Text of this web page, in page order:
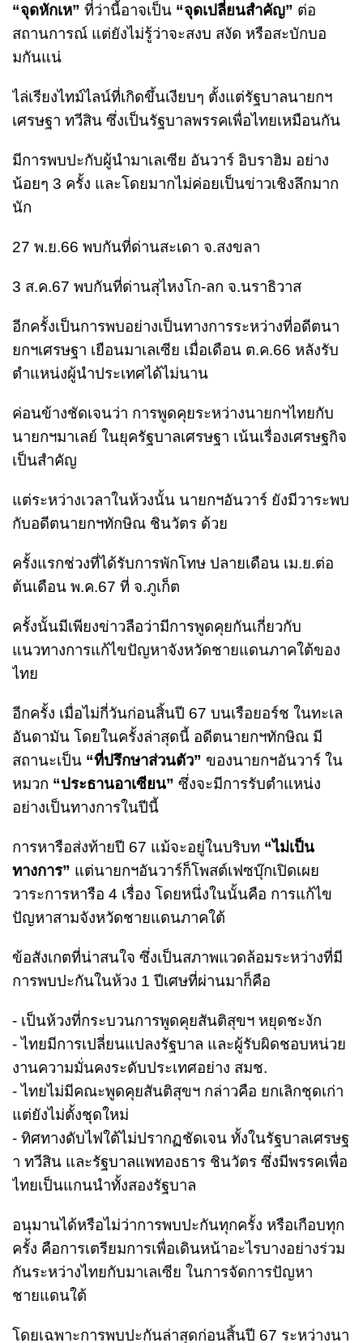
“จุดหักเห” ที่ว่านี้อาจเป็น “จุดเปลี่ยนสำคัญ” ต่อ
สถานการณ์ แต่ยังไม่รู้ว่าจะสงบ สงัด หรือสะบักบอ
มกันแน่
ไล่เรียงไทม์ไลน์ที่เกิดขึ้นเงียบๆ ตั้งแต่รัฐบาลนายกฯ
เศรษฐา ทวีสิน ซึ่งเป็นรัฐบาลพรรคเพื่อไทยเหมือนกัน
มีการพบปะกับผู้นำมาเลเซีย อันวาร์ อิบราฮิม อย่าง
น้อยๆ 3 ครั้ง และโดยมากไม่ค่อยเป็นข่าวเชิงลึกมาก
นัก
27 พ.ย.66 พบกันที่ด่านสะเดา จ.สงขลา
3 ส.ค.67 พบกันที่ด่านสุไหงโก-ลก จ.นราธิวาส
อีกครั้งเป็นการพบอย่างเป็นทางการระหว่างที่อดีตนา
ยกฯเศรษฐา เยือนมาเลเซีย เมื่อเดือน ต.ค.66 หลังรับ
ตำแหน่งผู้นำประเทศได้ไม่นาน
ค่อนข้างชัดเจนว่า การพูดคุยระหว่างนายกฯไทยกับ
นายกฯมาเลย์ ในยุครัฐบาลเศรษฐา เน้นเรื่องเศรษฐกิจ
เป็นสำคัญ
แต่ระหว่างเวลาในห้วงนั้น นายกฯอันวาร์ ยังมีวาระพบ
กับอดีตนายกฯทักษิณ ชินวัตร ด้วย
ครั้งแรกช่วงที่ได้รับการพักโทษ ปลายเดือน เม.ย.ต่อ
ต้นเดือน พ.ค.67 ที่ จ.ภูเก็ต
ครั้งนั้นมีเพียงข่าวลือว่ามีการพูดคุยกันเกี่ยวกับ
แนวทางการแก้ไขปัญหาจังหวัดชายแดนภาคใต้ของ
ไทย
อีกครั้ง เมื่อไม่กี่วันก่อนสิ้นปี 67 บนเรือยอร์ช ในทะเล
อันดามัน โดยในครั้งล่าสุดนี้ อดีตนายกฯทักษิณ มี
สถานะเป็น “ที่ปรึกษาส่วนตัว” ของนายกฯอันวาร์ ใน
หมวก “ประธานอาเซียน” ซึ่งจะมีการรับตำแหน่ง
อย่างเป็นทางการในปีนี้
การหารือส่งท้ายปี 67 แม้จะอยู่ในบริบท “ไม่เป็น
ทางการ” แต่นายกฯอันวาร์ก็โพสต์เฟซบุ๊กเปิดเผย
วาระการหารือ 4 เรื่อง โดยหนึ่งในนั้นคือ การแก้ไข
ปัญหาสามจังหวัดชายแดนภาคใต้
ข้อสังเกตที่น่าสนใจ ซึ่งเป็นสภาพแวดล้อมระหว่างที่มี
การพบปะกันในห้วง 1 ปีเศษที่ผ่านมาก็คือ
- เป็นห้วงที่กระบวนการพูดคุยสันติสุขฯ หยุดชะงัก
- ไทยมีการเปลี่ยนแปลงรัฐบาล และผู้รับผิดชอบหน่วย
งานความมั่นคงระดับประเทศอย่าง สมช.
- ไทยไม่มีคณะพูดคุยสันติสุขฯ กล่าวคือ ยกเลิกชุดเก่า
แต่ยังไม่ตั้งชุดใหม่
- ทิศทางดับไฟใต้ไม่ปรากฏชัดเจน ทั้งในรัฐบาลเศรษฐ
า ทวีสิน และรัฐบาลแพทองธาร ชินวัตร ซึ่งมีพรรคเพื่อ
ไทยเป็นแกนนำทั้งสองรัฐบาล
อนุมานได้หรือไม่ว่าการพบปะกันทุกครั้ง หรือเกือบทุก
ครั้ง คือการเตรียมการเพื่อเดินหน้าอะไรบางอย่างร่วม
กันระหว่างไทยกับมาเลเซีย ในการจัดการปัญหา
ชายแดนใต้
โดยเฉพาะการพบปะกันล่าสุดก่อนสิ้นปี 67 ระหว่างนา